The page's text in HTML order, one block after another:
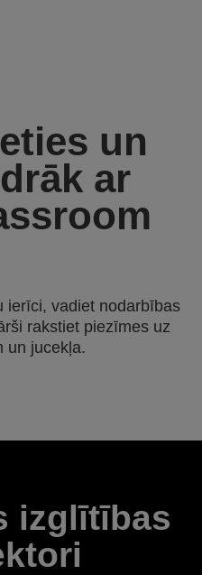
un
ar
ierīci, vadiet nodarbības
rakstiet piezīmes uz
un jucekļa.
izglītības